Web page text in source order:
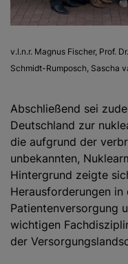
v.l.n.r. Magnus Fischer, Prof.
Schmidt-Rumposch, Sascha
Abschließend sei
Deutschland zur
die aufgrund der
unbekannten,
Hintergrund zeigte
Herausforderungen
Patientenversorgung
wichtigen
der